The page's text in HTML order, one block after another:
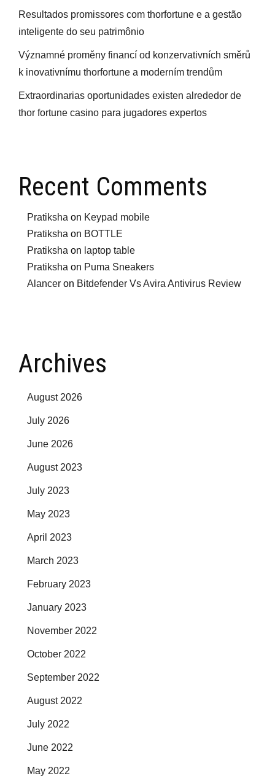
Resultados promissores com thorfortune e a gestão
inteligente do seu patrimônio
Významné proměny financí od konzervativních směrů
k inovativnímu thorfortune a moderním trendům
Extraordinarias oportunidades existen alrededor de
thor fortune casino para jugadores expertos
Recent Comments
Pratiksha on Keypad mobile
Pratiksha on BOTTLE
Pratiksha on laptop table
Pratiksha on Puma Sneakers
Alancer on Bitdefender Vs Avira Antivirus Review
Archives
August 2026
July 2026
June 2026
August 2023
July 2023
May 2023
April 2023
March 2023
February 2023
January 2023
November 2022
October 2022
September 2022
August 2022
July 2022
June 2022
May 2022